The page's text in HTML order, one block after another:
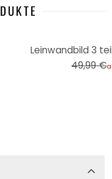
Leinwandbild 3
49,99 €